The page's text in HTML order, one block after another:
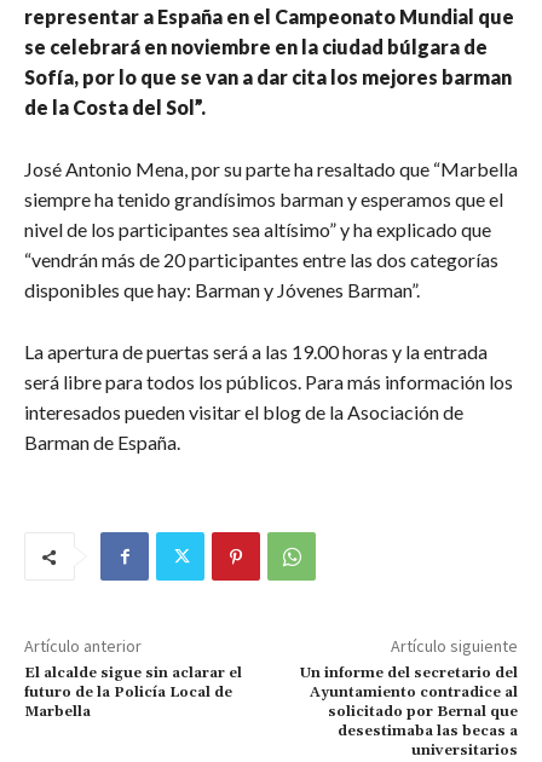
representar a España en el Campeonato Mundial que
se celebrará en noviembre en la ciudad búlgara de
Sofía, por lo que se van a dar cita los mejores barman
de la Costa del Sol”.
José Antonio Mena, por su parte ha resaltado que “Marbella
siempre ha tenido grandísimos barman y esperamos que el
nivel de los participantes sea altísimo” y ha explicado que
“vendrán más de 20 participantes entre las dos categorías
disponibles que hay: Barman y Jóvenes Barman”.
La apertura de puertas será a las 19.00 horas y la entrada
será libre para todos los públicos. Para más información los
interesados pueden visitar el blog de la Asociación de
Barman de España.
Artículo anterior
El alcalde sigue sin aclarar el
futuro de la Policía Local de
Marbella
Artículo siguiente
Un informe del secretario del
Ayuntamiento contradice al
solicitado por Bernal que
desestimaba las becas a
universitarios